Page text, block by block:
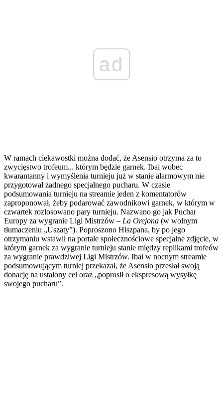
ad
W ramach ciekawostki można dodać, że Asensio otrzyma za to
zwycięstwo trofeum... którym będzie garnek. Ibai wobec
kwarantanny i wymyślenia turnieju już w stanie alarmowym nie
przygotował żadnego specjalnego pucharu. W czasie
podsumowania turnieju na streamie jeden z komentatorów
zaproponował, żeby podarować zawodnikowi garnek, w którym w
czwartek rozlosowano pary turnieju. Nazwano go jak Puchar
Europy za wygranie Ligi Mistrzów – La Orejona (w wolnym
tłumaczeniu „Uszaty”). Poproszono Hiszpana, by po jego
otrzymaniu wstawił na portale społecznościowe specjalne zdjęcie, w
którym garnek za wygranie turnieju stanie między replikami trofeów
za wygranie prawdziwej Ligi Mistrzów. Ibai w nocnym streamie
podsumowującym turniej przekazał, że Asensio przesłał swoją
donację na ustalony cel oraz „poprosił o ekspresową wysyłkę
swojego pucharu”.